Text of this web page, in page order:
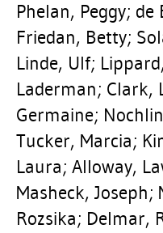
Phelan, Peggy; de
Friedan, Betty;
Linde, Ulf;
Laderman; Clark,
Germaine;
Tucker, Marcia;
Laura; Alloway,
Masheck, Joseph;
Rozsika; Delmar,